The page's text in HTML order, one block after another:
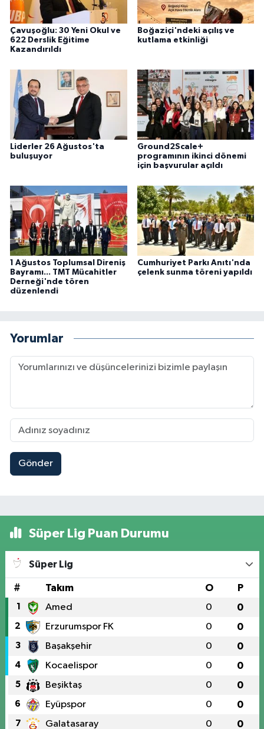
Çavuşoğlu: 30 Yeni Okul ve
622 Derslik Eğitime
Kazandırıldı
Boğaziçi'ndeki açılış ve
kutlama etkinliği
Liderler 26 Ağustos'ta
buluşuyor
Ground2Scale+
programının ikinci dönemi
için başvurular açıldı
1 Ağustos Toplumsal Direniş
Bayramı... TMT Mücahitler
Derneği'nde tören
düzenlendi
Cumhuriyet Parkı Anıtı'nda
çelenk sunma töreni yapıldı
Yorumlar
Gönder
Süper Lig Puan Durumu
Süper Lig
# Takım O P
1 Amed 0 0
2 Erzurumspor FK 0 0
3 Başakşehir 0 0
4 Kocaelispor 0 0
5 Beşiktaş 0 0
6 Eyüpspor 0 0
7 Galatasaray 0 0